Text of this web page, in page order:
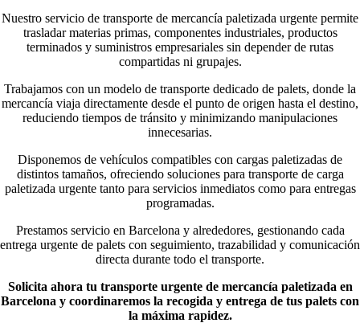
Nuestro servicio de transporte de mercancía paletizada urgente permite
trasladar materias primas, componentes industriales, productos
terminados y suministros empresariales sin depender de rutas
compartidas ni grupajes.
Trabajamos con un modelo de transporte dedicado de palets, donde la
mercancía viaja directamente desde el punto de origen hasta el destino,
reduciendo tiempos de tránsito y minimizando manipulaciones
innecesarias.
Disponemos de vehículos compatibles con cargas paletizadas de
distintos tamaños, ofreciendo soluciones para transporte de carga
paletizada urgente tanto para servicios inmediatos como para entregas
programadas.
Prestamos servicio en Barcelona y alrededores, gestionando cada
entrega urgente de palets con seguimiento, trazabilidad y comunicación
directa durante todo el transporte.
Solicita ahora tu transporte urgente de mercancía paletizada en
Barcelona y coordinaremos la recogida y entrega de tus palets con
la máxima rapidez.